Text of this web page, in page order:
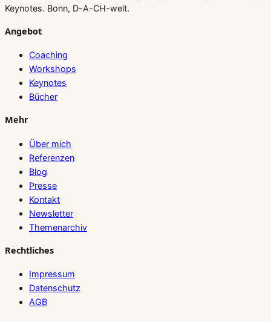
Keynotes. Bonn, D-A-CH-weit.
Angebot
Coaching
Workshops
Keynotes
Bücher
Mehr
Über mich
Referenzen
Blog
Presse
Kontakt
Newsletter
Themenarchiv
Rechtliches
Impressum
Datenschutz
AGB